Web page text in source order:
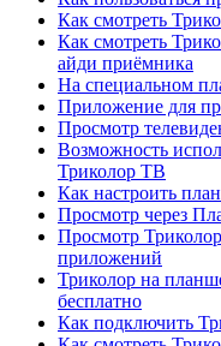
Как смотреть
Как смотреть
айди приёмника
На специальном
Приложение для
Просмотр
Возможность
Триколор ТВ
Как настроить
Просмотр через
Просмотр
приложений
Триколор на
бесплатно
Как подключить